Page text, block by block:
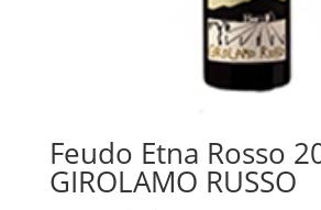
Feudo Etna Rosso
GIROLAMO RUSSO